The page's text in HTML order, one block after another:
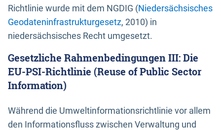
Richtlinie wurde mit dem NGDIG (Niedersächsisches
Geodateninfrastrukturgesetz, 2010) in
niedersächsisches Recht umgesetzt.
Gesetzliche Rahmenbedingungen III: Die
EU-PSI-Richtlinie (Reuse of Public Sector
Information)
Während die Umweltinformationsrichtlinie vor allem
den Informationsfluss zwischen Verwaltung und